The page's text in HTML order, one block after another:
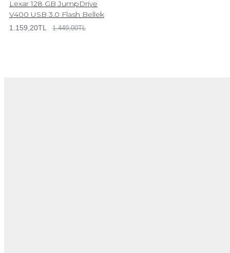
Lexar 128 GB JumpDrive
V400 USB 3.0 Flash Bellek
1.159,20TL 1.449,00TL